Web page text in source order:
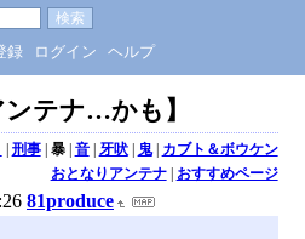
録 ログイン ヘルプ
ンテナ…かも】
| 刑事| 暴| 音| 牙吠| 鬼| カブト＆ボウケン
おとなりアンテナ| おすすめページ
81produce